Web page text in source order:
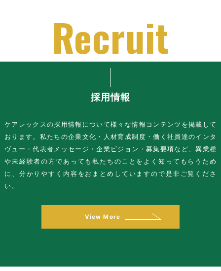
採用情報
ケアレックスの採用情報について様々な情報コンテンツを掲載して
おります。私たちの企業文化・人材育成制度・働く社員達のインタ
ヴュー・代表者メッセージ・企業ビジョン・募集要項など、異業種
や未経験者の方であっても私たちのことをよく知ってもらうため
に、分かりやすく内容をおまとめしていますので是非ご覧くださ
い。
View More